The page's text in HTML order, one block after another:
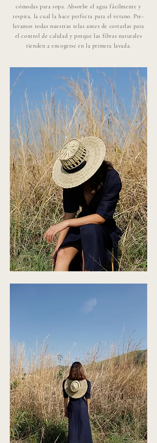
cómodas para ropa. Absorbe el agua fácilmente y
respira, la cual la hace perfecta para el verano. Pre-
lavamos todas nuestras telas antes de cortarlas para
el control de calidad y porque las fibras naturales
tienden a encogerse en la primera lavada.